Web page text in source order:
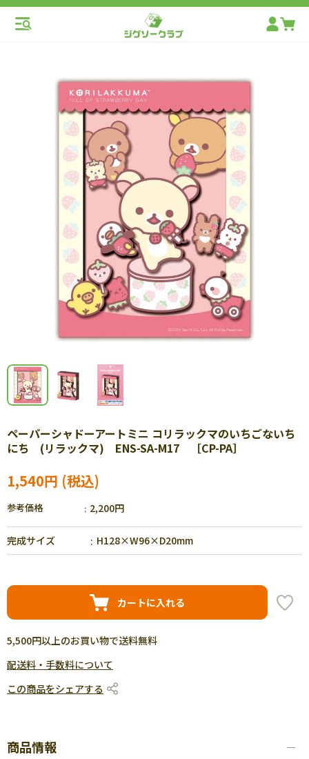
ペーパーシャドーアートミニ コリラックマのいちごないち
にち (リラックマ) ENS-SA-M17 ［CP-PA］
1,540円
参考価格 2,200円
完成サイズ H128×W96×D20mm
カートに入れる
5,500円以上のお買い物で送料無料
配送料・手数料について
この商品をシェアする
商品情報